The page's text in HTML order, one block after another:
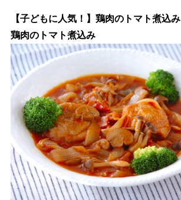
【子どもに人気！】鶏肉のトマト煮込み
鶏肉のトマト煮込み